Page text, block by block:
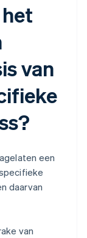
van
een
daarvan
van